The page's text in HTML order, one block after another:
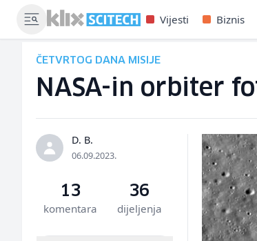
Vijesti Biznis
ČETVRTOG DANA MISIJE
NASA-in orbiter
D. B.
06.09.2023.
13
komentara
36
dijeljenja